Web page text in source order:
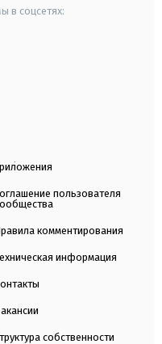
в соцсетях:
пользователя
комментирования
информация
собственности